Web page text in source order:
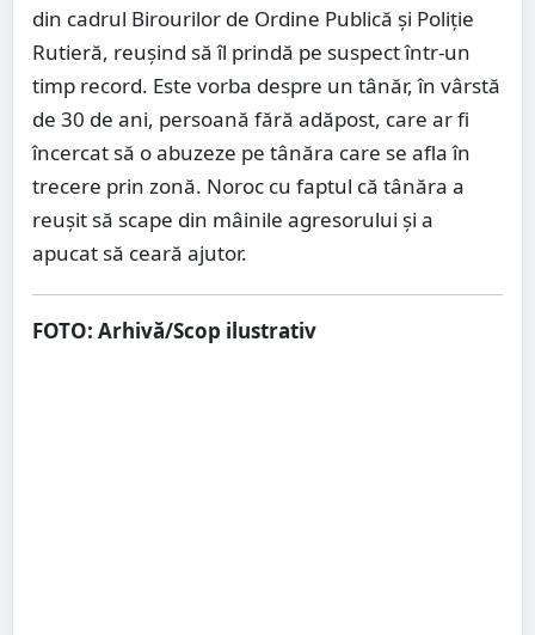
din cadrul Birourilor de Ordine Publică și Poliție
Rutieră, reușind să îl prindă pe suspect într-un
timp record. Este vorba despre un tânăr, în vârstă
de 30 de ani, persoană fără adăpost, care ar fi
încercat să o abuzeze pe tânăra care se afla în
trecere prin zonă. Noroc cu faptul că tânăra a
reușit să scape din mâinile agresorului și a
apucat să ceară ajutor.
FOTO: Arhivă/Scop ilustrativ